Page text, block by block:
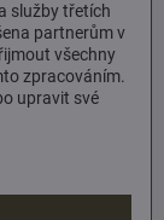
služby třetích
partnerům v
všechny
zpracováním.
upravit své